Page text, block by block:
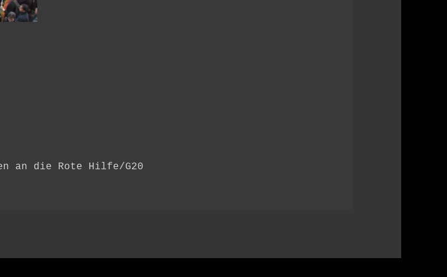
an die Rote Hilfe/G20